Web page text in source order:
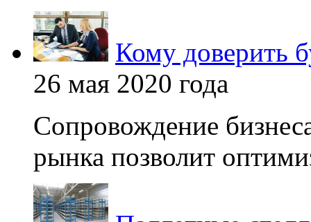
Кому доверить
26 мая 2020 года
Сопровождение
рынка позволит